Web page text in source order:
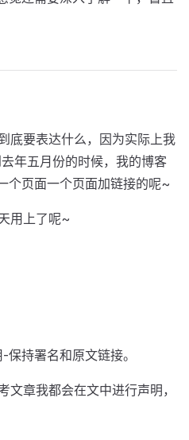
底要表达什么，因为实际上我
年五月份的时候，我的博客
个页面一个页面加链接的呢~
用上了呢~
持署名和原文链接。
章我都会在文中进行声明，